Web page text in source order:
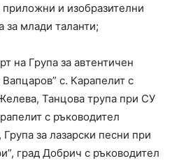
и изобразителни
за млади таланти;
на Група за автентичен
с. Карапелит с
Танцова трупа при СУ
с ръководител
за лазарски песни при
град Добрич с ръководител